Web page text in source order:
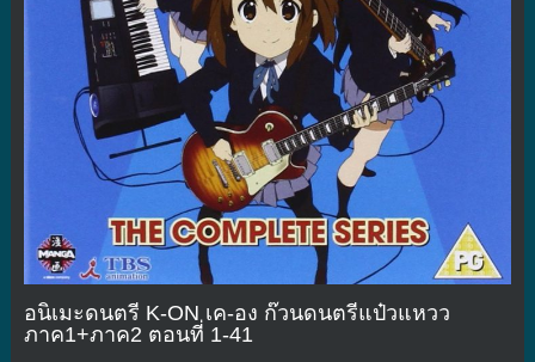
อนิเมะดนตรี K-ON เค-อง ก๊วนดนตรีแป๋วแหวว
ภาค1+ภาค2 ตอนที่ 1-41